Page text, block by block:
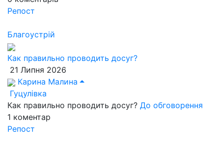
Репост
Благоустрій
Как правильно проводить досуг?
21 Липня 2026
Карина Малина
Гуцулівка
Как правильно проводить досуг? До обговорення
1 коментар
Репост